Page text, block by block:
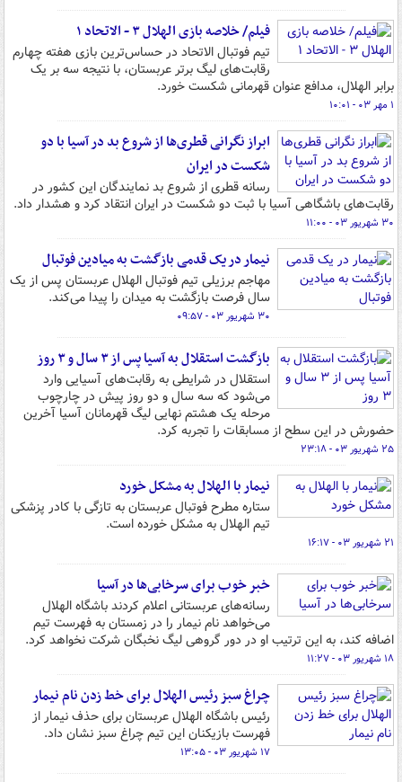
فیلم/ خلاصه بازی الهلال ۳ - الاتحاد ۱
تیم فوتبال الاتحاد در حساس‌ترین بازی هفته چهارم
رقابت‌های لیگ برتر عربستان، با نتیجه سه بر یک
برابر الهلال، مدافع عنوان قهرمانی شکست خورد.
۱ مهر ۰۳ - ۱۰:۰۱
ابراز نگرانی قطری‌ها از شروع بد در آسیا با دو
شکست در ایران
رسانه قطری از شروع بد نمایندگان این کشور در
رقابت‌های باشگاهی آسیا با ثبت دو شکست در ایران انتقاد کرد و هشدار داد.
۳۰ شهریور ۰۳ - ۱۱:۰۰
نیمار در یک قدمی بازگشت به میادین فوتبال
مهاجم برزیلی تیم فوتبال الهلال عربستان پس از یک
سال فرصت بازگشت به میدان را پیدا می‌کند.
۳۰ شهریور ۰۳ - ۰۹:۵۷
بازگشت استقلال به آسیا پس از ۳ سال و ۳ روز
استقلال در شرایطی به رقابت‌های آسیایی وارد
می‌شود که سه سال و دو روز پیش در چارچوب
مرحله یک هشتم نهایی لیگ قهرمانان آسیا آخرین
حضورش در این سطح از مسابقات را تجربه کرد.
۲۵ شهریور ۰۳ - ۲۳:۱۸
نیمار با الهلال به مشکل خورد
ستاره مطرح فوتبال عربستان به تازگی با کادر پزشکی
تیم الهلال به مشکل خورده است.
۲۱ شهریور ۰۳ - ۱۶:۱۷
خبر خوب برای سرخابی‌ها در آسیا
رسانه‌های عربستانی اعلام کردند باشگاه الهلال
می‌خواهد نام نیمار را در زمستان به فهرست تیم
اضافه کند، به این ترتیب او در دور گروهی لیگ نخبگان شرکت نخواهد کرد.
۱۸ شهریور ۰۳ - ۱۱:۲۷
چراغ سبز رئیس الهلال برای خط زدن نام نیمار
رئیس باشگاه الهلال عربستان برای حذف نیمار از
فهرست بازیکنان این تیم چراغ سبز نشان داد.
۱۷ شهریور ۰۳ - ۱۳:۰۵